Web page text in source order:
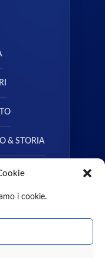
i cookie.
& STORIA